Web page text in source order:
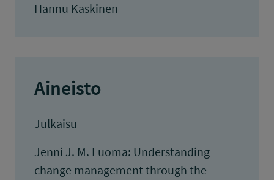
Hannu Kaskinen
Aineisto
Julkaisu
Jenni J. M. Luoma: Understanding
change management through the